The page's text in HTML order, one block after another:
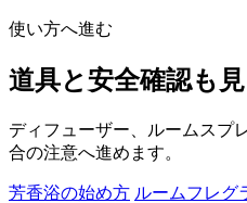
使い方へ進む
道具と安全確認も
ディフューザー、ルームスプ
合の注意へ進めます。
芳香浴の始め方 ルームフレグ